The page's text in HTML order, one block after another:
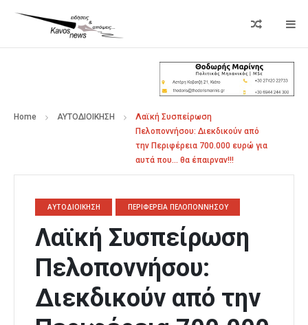
Home ΑΥΤΟΔΙΟΙΚΗΣΗ
Λαϊκή Συσπείρωση
Πελοποννήσου: Διεκδικούν από
την Περιφέρεια 700.000 ευρώ για
αυτά που… θα έπαιρναν!!!
ΑΥΤΟΔΙΟΙΚΗΣΗ ΠΕΡΙΦΕΡΕΙΑ ΠΕΛΟΠΟΝΝΗΣΟΥ
Λαϊκή Συσπείρωση
Πελοποννήσου:
Διεκδικούν από την